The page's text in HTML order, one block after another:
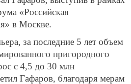
«Российская
в Москве.
за последние 5 лет объем
пригородного
с 4,5 до 30 млн
Гафаров, благодаря мерам